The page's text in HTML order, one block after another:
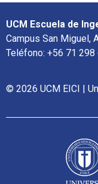
UCM Escuela de
Campus San Miguel,
Teléfono: +56 71 298
© 2026 UCM EICI |